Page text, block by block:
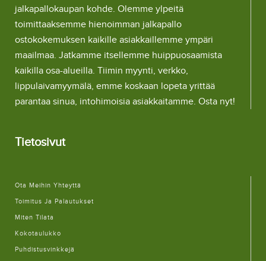
jalkapallokaupan kohde. Olemme ylpeitä
toimittaaksemme hienoimman jalkapallo
ostokokemuksen kaikille asiakkaillemme ympäri
maailmaa. Jatkamme itsellemme huippuosaamista
kaikilla osa-alueilla. Tiimin myynti, verkko,
lippulaivamyymälä, emme koskaan lopeta yrittää
parantaa sinua, intohimoisia asiakkaitamme. Osta nyt!
Tietosivut
Ota Meihin Yhteyttä
Toimitus Ja Palautukset
Miten Tilata
Kokotaulukko
Puhdistusvinkkejä